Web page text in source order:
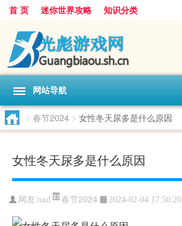
首 页 迷你世界攻略 知识分类
网站导航
> 春节2024 > 女性冬天尿多是什么原因
女性冬天尿多是什么原因
网友:nxd 春节2024 2024-02-04 17:50:20